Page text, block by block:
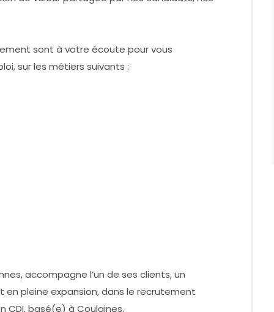
sont à votre écoute pour vous
sur les métiers suivants :
accompagne l’un de ses clients, un
pleine expansion, dans le recrutement
basé(e) à Coulaines.